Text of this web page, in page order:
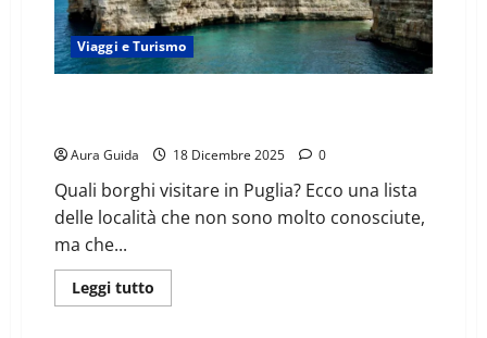
Viaggi e Turismo
Aura Guida 18 Dicembre 2025 0
Quali borghi visitare in Puglia? Ecco una lista
delle località che non sono molto conosciute,
ma che...
Leggi tutto